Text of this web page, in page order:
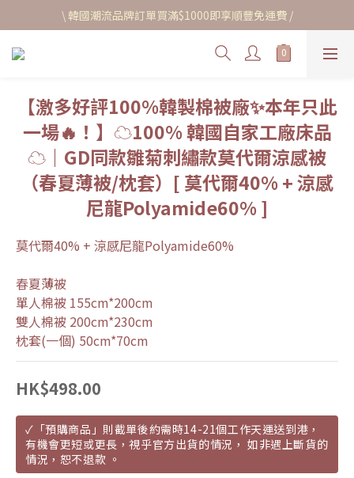
\ 韓國潮流品牌訂單買滿$1000即享順豐免運費 /
【激多好評100%韓製棉被廠✨本年只此
一場🔥！】☁️100% 韓國自家工廠床品
☁️｜GD同款雛菊刺繡款莫代爾涼感被
（春夏薄被/枕套）[ 莫代爾40% + 涼感
尼龍Polyamide60% ]
莫代爾40% + 涼感尼龍Polyamide60%
春夏薄被
單人棉被 155cm*200cm
雙人棉被 200cm*230cm
枕套(一個) 50cm*70cm
HK$498.00
✓「預購商品」則截單後約需時14-21個工作天運送到港，
有機會更短或更長，視乎官方出貨的情況， 如非遇上斷貨的
情況，恕不退款 。